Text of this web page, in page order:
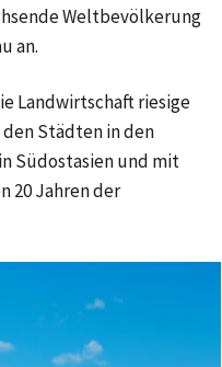
Weltbevölkerung
an.
Landwirtschaft riesige
Städten in den
Südostasien und mit
20 Jahren der